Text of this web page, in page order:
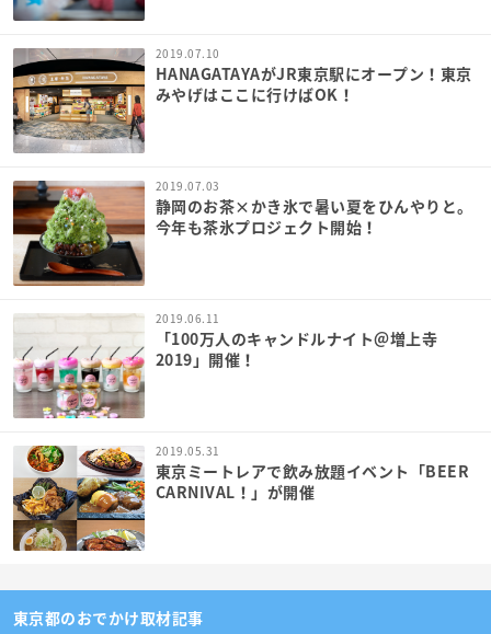
2019.07.10
HANAGATAYAがJR東京駅にオープン！東京
みやげはここに行けばOK！
2019.07.03
静岡のお茶×かき氷で暑い夏をひんやりと。
今年も茶氷プロジェクト開始！
2019.06.11
「100万人のキャンドルナイト＠増上寺
2019」開催！
2019.05.31
東京ミートレアで飲み放題イベント「BEER
CARNIVAL！」が開催
東京都のおでかけ取材記事